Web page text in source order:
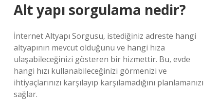
Alt yapı sorgulama nedir?
İnternet Altyapı Sorgusu, istediğiniz adreste hangi
altyapının mevcut olduğunu ve hangi hıza
ulaşabileceğinizi gösteren bir hizmettir. Bu, evde
hangi hızı kullanabileceğinizi görmenizi ve
ihtiyaçlarınızı karşılayıp karşılamadığını planlamanızı
sağlar.